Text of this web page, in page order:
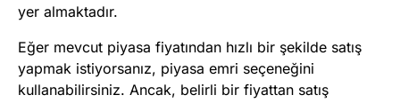
yer almaktadır.
Eğer mevcut piyasa fiyatından hızlı bir şekilde satış
yapmak istiyorsanız, piyasa emri seçeneğini
kullanabilirsiniz. Ancak, belirli bir fiyattan satış